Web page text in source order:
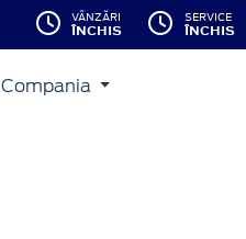
VÂNZĂRI
ÎNCHIS
SERVICE
ÎNCHIS
Compania